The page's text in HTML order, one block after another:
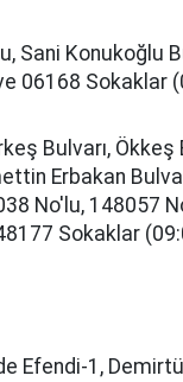
Sani Konukoğlu
06168 Sokaklar
Bulvarı, Ökkeş
Erbakan
No'lu, 148057
Sokaklar
Efendi-1,